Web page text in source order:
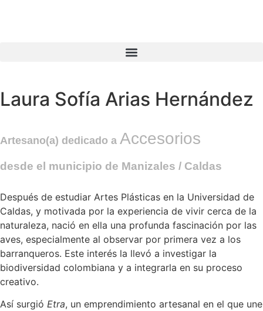
Laura Sofía Arias Hernández
Artesano(a) dedicado a Accesorios
desde el municipio de Manizales / Caldas
Después de estudiar Artes Plásticas en la Universidad de
Caldas, y motivada por la experiencia de vivir cerca de la
naturaleza, nació en ella una profunda fascinación por las
aves, especialmente al observar por primera vez a los
barranqueros. Este interés la llevó a investigar la
biodiversidad colombiana y a integrarla en su proceso
creativo.
Así surgió Etra, un emprendimiento artesanal en el que une